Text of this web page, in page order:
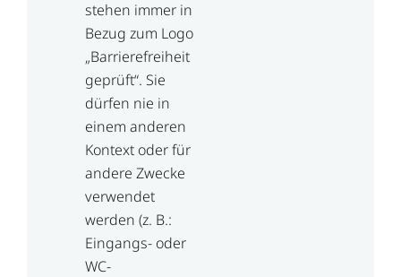
stehen immer in
Bezug zum Logo
„Barrierefreiheit
geprüft“. Sie
dürfen nie in
einem anderen
Kontext oder für
andere Zwecke
verwendet
werden (z. B.:
Eingangs- oder
WC-